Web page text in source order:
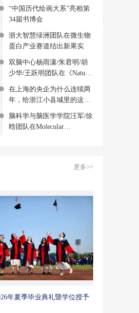
“中国历代绘画大系”亮相第
34届书博会
浙大智慧绿洲团队在微生物
蛋白产业赛道结出新果实
双脑中心杨雨潇/朱君明/胡
少华/王跃明团队在《Nature
Computational Science》发文
构建侵入式脑机接口方法与
系统
在上海的央企为什么连续两
年，给浙江小县城里的这个
创新中心写感谢信？
脑科学与脑医学学院汪军/徐
晗团队在Molecular
更多>>
年夏季毕业典礼暨学位授予